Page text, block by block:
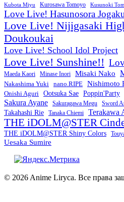
Kubota Miyu Kurosawa Tomoyo Kusunoki
Love Live! Hasunosora
Love Live! Nijigasaki
Doukoukai
Love Live! School Idol Project
Love Live! Sunshine!!
Maeda Kaori Minase Inori Misaki Nako
Nakashima Yuki nano.RIPE Nishimoto
Onishi Aguri Ootsuka Sae Poppin'Party
Sakura Ayane Sakuragawa Megu Sword
Takahashi Rie Tanaka Chiemi Terakawa
THE iDOLM@STER
THE iDOLM@STER Shiny Colors
Uesaka Sumire
© 2026 Anime Liryca. Все права